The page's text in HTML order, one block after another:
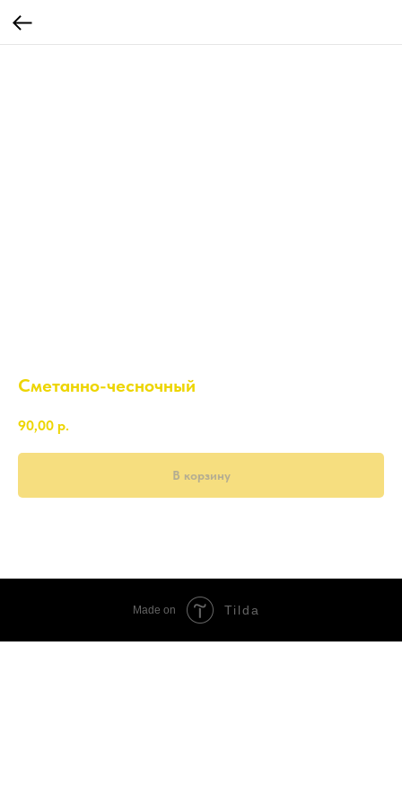
Сметанно-чесночный
90,00 р.
В корзину
Made on Tilda